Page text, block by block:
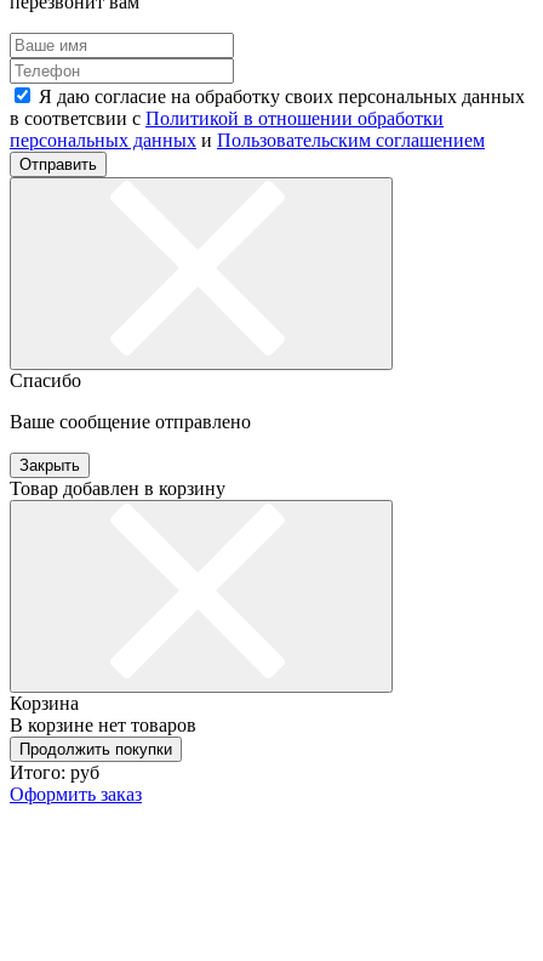
Я даю согласие на обработку своих персональных данных
в соответсвии с Политикой в отношении обработки
персональных данных и Пользовательским соглашением
Отправить
Спасибо
Ваше сообщение отправлено
Закрыть
Товар добавлен в корзину
Корзина
В корзине нет товаров
Продолжить покупки
Итого: руб
Оформить заказ